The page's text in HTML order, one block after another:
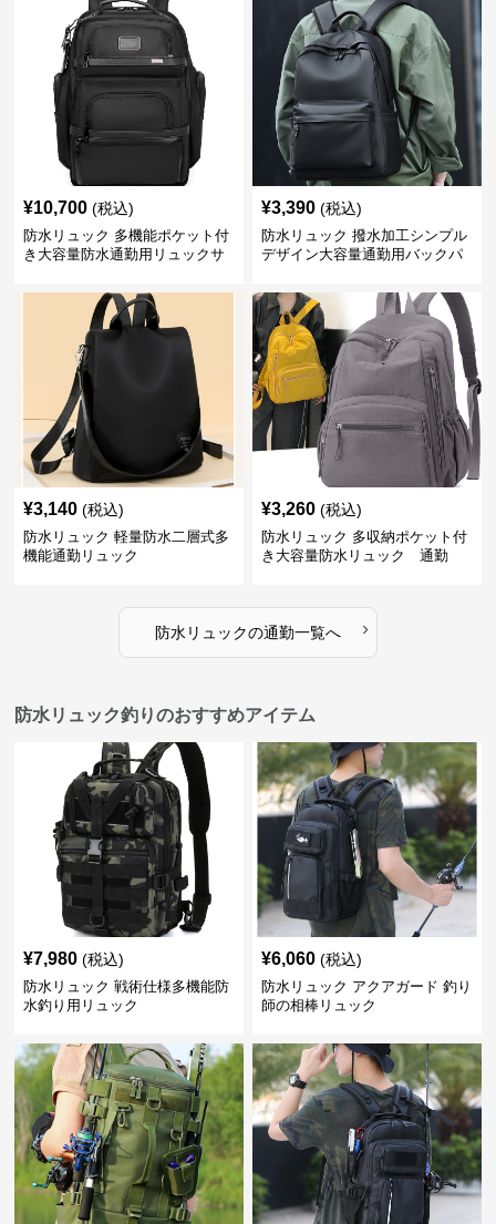
¥10,700 (税込)
防水リュック 多機能ポケット付
き大容量防水通勤用リュックサ
¥3,390 (税込)
防水リュック 撥水加工シンプル
デザイン大容量通勤用バックパ
¥3,140 (税込)
防水リュック 軽量防水二層式多
機能通勤リュック
¥3,260 (税込)
防水リュック 多収納ポケット付
き大容量防水リュック 通勤
防水リュックの通勤一覧へ ›
防水リュック釣りのおすすめアイテム
¥7,980 (税込)
防水リュック 戦術仕様多機能防
水釣り用リュック
¥6,060 (税込)
防水リュック アクアガード 釣り
師の相棒リュック